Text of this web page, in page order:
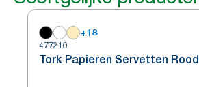
+18
477210
Tork Papieren Servetten Rood